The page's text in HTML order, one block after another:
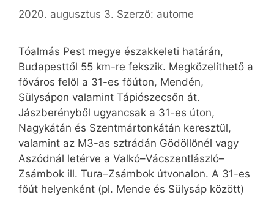
2020. augusztus 3. Szerző: autome
Tóalmás Pest megye északkeleti határán,
Budapesttől 55 km-re fekszik. Megközelíthető a
főváros felől a 31-es főúton, Mendén,
Sülysápon valamint Tápiószecsőn át.
Jászberényből ugyancsak a 31-es úton,
Nagykátán és Szentmártonkátán keresztül,
valamint az M3-as sztrádán Gödöllőnél vagy
Aszódnál letérve a Valkó–Vácszentlászló–
Zsámbok ill. Tura–Zsámbok útvonalon. A 31-es
főút helyenként (pl. Mende és Sülysáp között)